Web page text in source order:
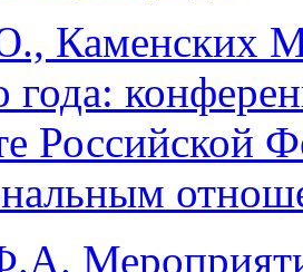
Каменских
года:
Российской